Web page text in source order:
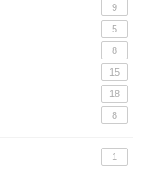
9
5
8
15
18
8
1